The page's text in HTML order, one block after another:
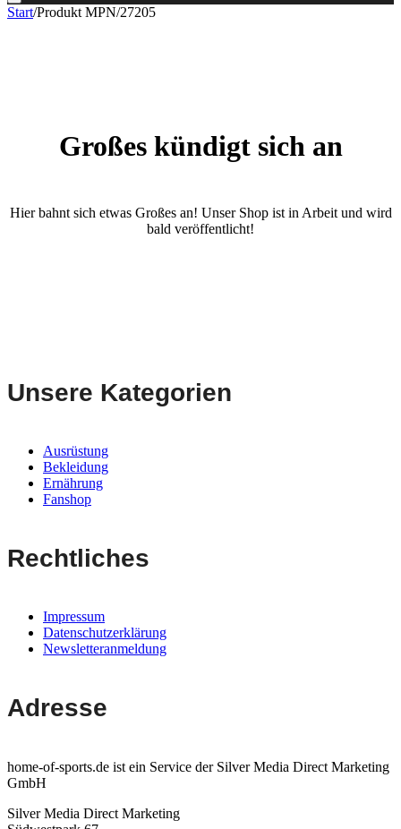
Start/Produkt MPN/27205
Großes kündigt sich an
Hier bahnt sich etwas Großes an! Unser Shop ist in Arbeit und wird
bald veröffentlicht!
Unsere Kategorien
Ausrüstung
Bekleidung
Ernährung
Fanshop
Rechtliches
Impressum
Datenschutzerklärung
Newsletteranmeldung
Adresse
home-of-sports.de ist ein Service der Silver Media Direct Marketing
GmbH
Silver Media Direct Marketing